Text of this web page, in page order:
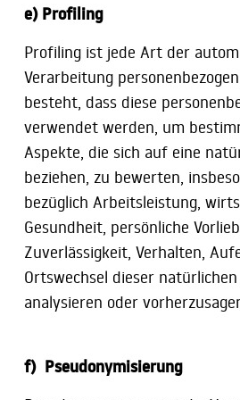
e) Profiling
Profiling ist jede Art der
Verarbeitung
besteht, dass diese
verwendet werden, um
Aspekte, die sich auf eine
beziehen, zu bewerten,
bezüglich Arbeitsleistung,
Gesundheit, persönliche
Zuverlässigkeit, Verhalten,
Ortswechsel dieser
analysieren oder
f) Pseudonymisierung